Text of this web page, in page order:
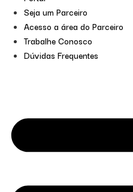
Seja um Parceiro
Acesso a área do Parceiro
Trabalhe Conosco
Dúvidas Frequentes